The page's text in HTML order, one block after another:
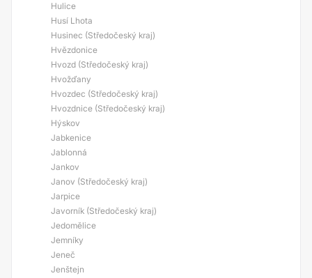
Hulice
Husí Lhota
Husinec (Středočeský kraj)
Hvězdonice
Hvozd (Středočeský kraj)
Hvožďany
Hvozdec (Středočeský kraj)
Hvozdnice (Středočeský kraj)
Hýskov
Jabkenice
Jablonná
Jankov
Janov (Středočeský kraj)
Jarpice
Javorník (Středočeský kraj)
Jedomělice
Jemníky
Jeneč
Jenštejn